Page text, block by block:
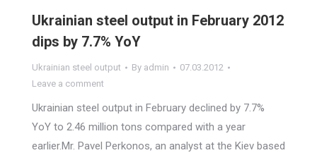
Ukrainian steel output in February 2012
dips by 7.7% YoY
Ukrainian steel output By admin
07.03.2012
Leave a comment
Ukrainian steel output in February declined by 7.7%
YoY to 2.46 million tons compared with a year
earlier.Mr. Pavel Perkonos, an analyst at the Kiev based